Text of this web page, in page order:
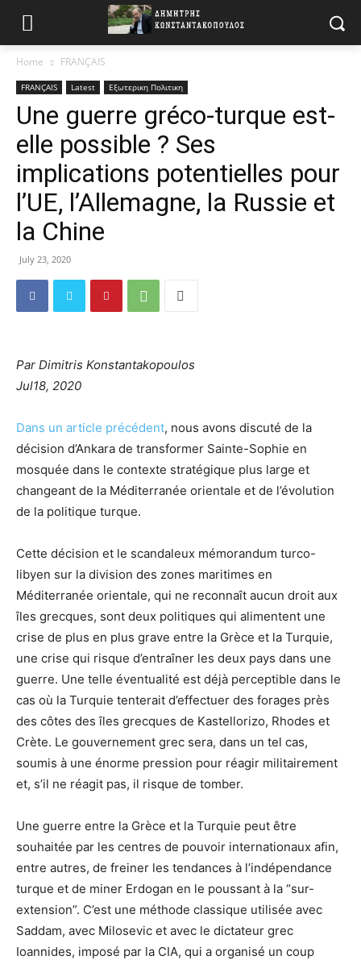
Home FRANÇAIS
FRANÇAIS Latest Εξωτερικη Πολιτικη
Une guerre gréco-turque est-
elle possible ? Ses
implications potentielles pour
l’UE, l’Allemagne, la Russie et
la Chine
July 23, 2020
Par Dimitris Konstantakopoulos
Jul18, 2020
Dans un article précédent, nous avons discuté de la
décision d’Ankara de transformer Sainte-Sophie en
mosquée dans le contexte stratégique plus large et
changeant de la Méditerranée orientale et de l’évolution
de la politique turque.
Cette décision et le scandaleux mémorandum turco-
libyen sur la division des zones maritimes en
Méditerranée orientale, qui ne reconnaît aucun droit aux
îles grecques, sont deux politiques qui alimentent une
crise de plus en plus grave entre la Grèce et la Turquie,
une crise qui risque d’entraîner les deux pays dans une
guerre. Une telle éventualité est déjà perceptible dans le
cas où la Turquie tenterait d’effectuer des forages près
des côtes des îles grecques de Kastellorizo, Rhodes et
Crète. Le gouvernement grec sera, dans un tel cas,
soumis à une énorme pression pour réagir militairement
et, s’il ne réagit pas, il risque de tomber.
Une guerre entre la Grèce et la Turquie peut être
souhaitée par les centres de pouvoir internationaux afin,
entre autres, de freiner les tendances à l’indépendance
turque et de miner Erdogan en le poussant à la “sur-
extension”. C’est une méthode classique utilisée avec
Saddam, avec Milosevic et avec le dictateur grec
Ioannides, imposé par la CIA, qui a organisé un coup